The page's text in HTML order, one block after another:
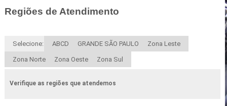
Regiões de Atendimento
Selecione: ABCD GRANDE SÃO PAULO Zona Leste
Zona Norte Zona Oeste Zona Sul
Verifique as regiões que atendemos